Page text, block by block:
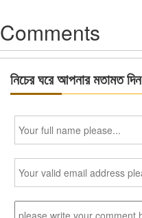
Comments
নিচের ঘরে আপনার মতামত দিন